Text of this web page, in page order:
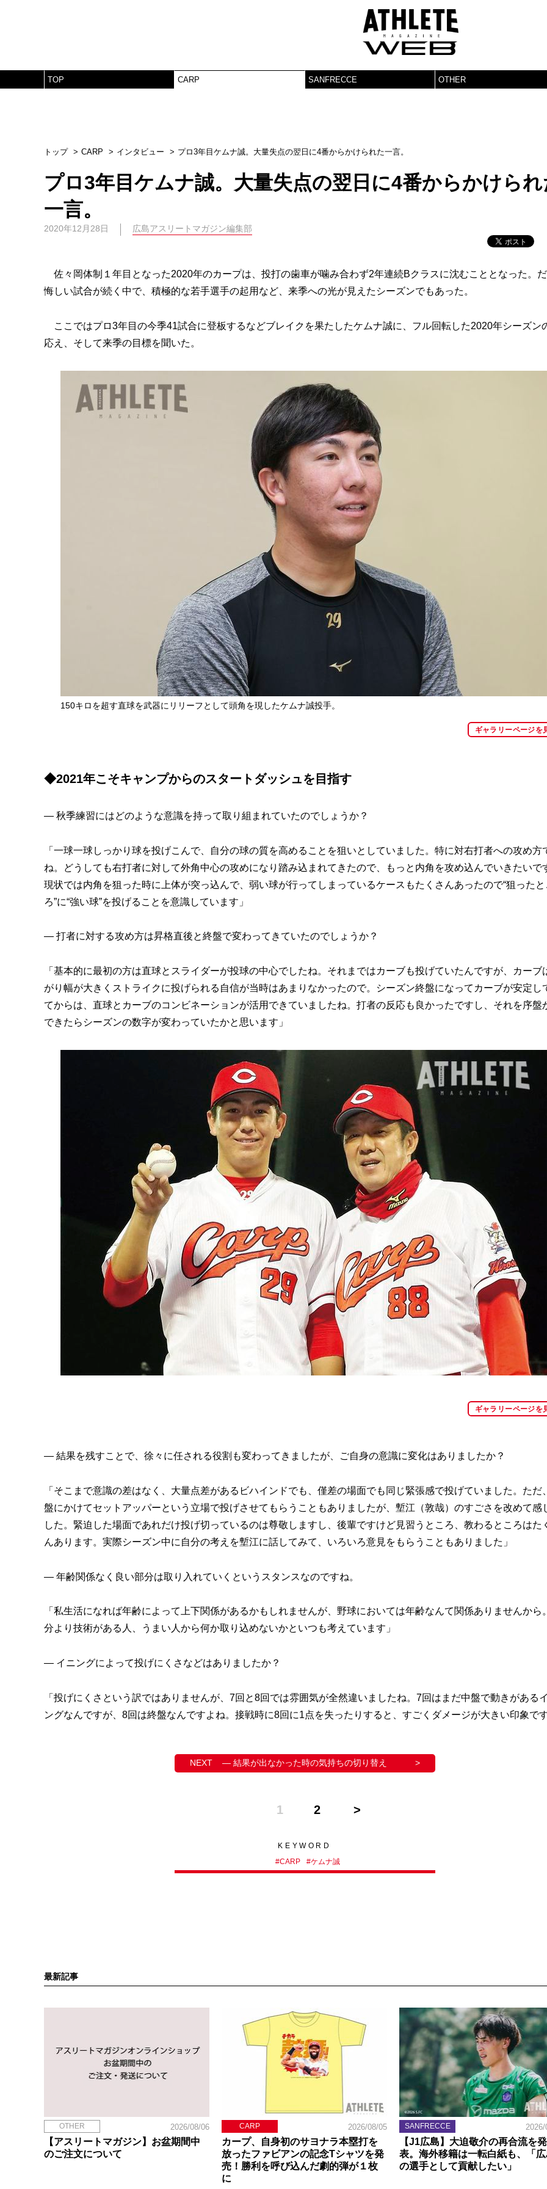
TOP CARP SANFRECCE OTHER
トップ CARP インタビュー プロ3年目ケムナ誠。大量失点の翌日に4番からかけられた一言。
プロ3年目ケムナ誠。大量失点の翌日に4番からかけられ
一言。
2020年12月28日 広島アスリートマガジン編集部
佐々岡体制１年目となった2020年のカープは、投打の歯車が噛み合わず2年連続Bクラスに沈むこととなった。
悔しい試合が続く中で、積極的な若手選手の起用など、来季への光が見えたシーズンでもあった。
ここではプロ3年目の今季41試合に登板するなどブレイクを果たしたケムナ誠に、フル回転した2020年シーズン
応え、そして来季の目標を聞いた。
150キロを超す直球を武器にリリーフとして頭角を現したケムナ誠投手。
ギャラリーページを
◆2021年こそキャンプからのスタートダッシュを目指す
— 秋季練習にはどのような意識を持って取り組まれていたのでしょうか？
「一球一球しっかり球を投げこんで、自分の球の質を高めることを狙いとしていました。特に対右打者への攻め方
ね。どうしても右打者に対して外角中心の攻めになり踏み込まれてきたので、もっと内角を攻め込んでいきたいで
現状では内角を狙った時に上体が突っ込んで、弱い球が行ってしまっているケースもたくさんあったので“狙ったと
ろ”に“強い球”を投げることを意識しています」
— 打者に対する攻め方は昇格直後と終盤で変わってきていたのでしょうか？
「基本的に最初の方は直球とスライダーが投球の中心でしたね。それまではカーブも投げていたんですが、カーブ
がり幅が大きくストライクに投げられる自信が当時はあまりなかったので。シーズン終盤になってカーブが安定し
てからは、直球とカーブのコンビネーションが活用できていましたね。打者の反応も良かったですし、それを序盤
できたらシーズンの数字が変わっていたかと思います」
ギャラリーページを
— 結果を残すことで、徐々に任される役割も変わってきましたが、ご自身の意識に変化はありましたか？
「そこまで意識の差はなく、大量点差があるビハインドでも、僅差の場面でも同じ緊張感で投げていました。ただ
盤にかけてセットアッパーという立場で投げさせてもらうこともありましたが、塹江（敦哉）のすごさを改めて感
した。緊迫した場面であれだけ投げ切っているのは尊敬しますし、後輩ですけど見習うところ、教わるところはた
んあります。実際シーズン中に自分の考えを塹江に話してみて、いろいろ意見をもらうこともありました」
— 年齢関係なく良い部分は取り入れていくというスタンスなのですね。
「私生活になれば年齢によって上下関係があるかもしれませんが、野球においては年齢なんて関係ありませんから
分より技術がある人、うまい人から何か取り込めないかといつも考えています」
— イニングによって投げにくさなどはありましたか？
「投げにくさという訳ではありませんが、7回と8回では雰囲気が全然違いましたね。7回はまだ中盤で動きがある
ングなんですが、8回は終盤なんですよね。接戦時に8回に1点を失ったりすると、すごくダメージが大きい印象です
— 結果が出なかった時の気持ちの切り替え
1 2
KEYWORD
#CARP #ケムナ誠
最新記事
OTHER 2026/08/06
【アスリートマガジン】お盆期間中
のご注文について
CARP 2026/08/05
カープ、自身初のサヨナラ本塁打を
放ったファビアンの記念Tシャツを発
売！勝利を呼び込んだ劇的弾が１枚
に
SANFRECCE
【J1広島】大迫敬介の再合流を発
表。海外移籍は一転白紙も、「広
の選手として貢献したい」